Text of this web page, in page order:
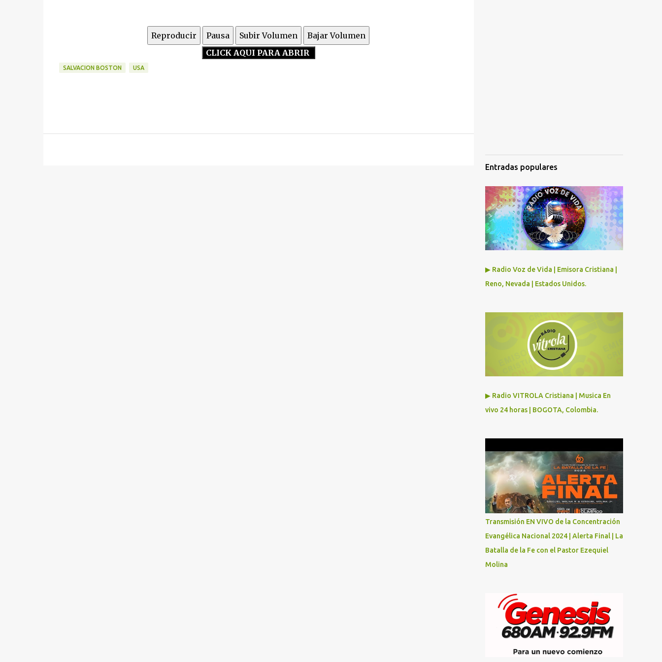
Reproducir Pausa Subir Volumen Bajar Volumen
SALVACION BOSTON USA
Entradas populares
▶ Radio Voz de Vida | Emisora Cristiana |
Reno, Nevada | Estados Unidos.
▶ Radio VITROLA Cristiana | Musica En
vivo 24 horas | BOGOTA, Colombia.
Transmisión EN VIVO de la Concentración
Evangélica Nacional 2024 | Alerta Final | La
Batalla de la Fe con el Pastor Ezequiel
Molina